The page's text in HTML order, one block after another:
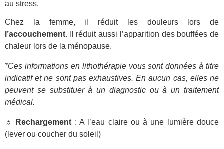
au stress.
Chez la femme, il réduit les douleurs lors de
l’accouchement. Il réduit aussi l’apparition des bouffées de
chaleur lors de la ménopause.
*Ces informations en lithothérapie vous sont données à titre
indicatif et ne sont pas exhaustives.En aucun cas, elles ne
peuvent se substituer à un diagnostic ou à un traitement
médical.
☼ Rechargement : A l’eau claire ou à une lumière douce
(lever ou coucher du soleil)